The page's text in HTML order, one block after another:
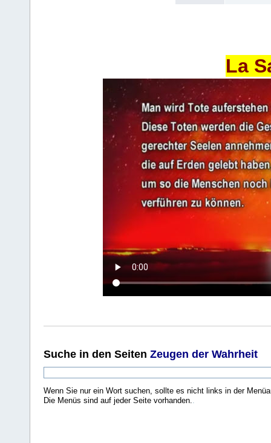
La
Suche in den Seiten Zeugen der Wahrheit
Wenn Sie nur ein Wort suchen, sollte es nicht links in der
Die Menüs sind auf jeder Seite vorhanden.